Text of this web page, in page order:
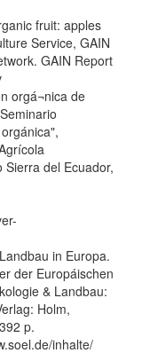
fruit: apples
Service, GAIN
GAIN Report
orgá¬nica de
del Ecuador,
in Europa.
der Europáischen
& Landbau:
Holm,
p.
inhalte/